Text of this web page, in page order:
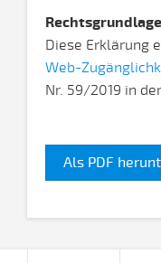
Rechtsgrundlage
Diese Erklärung
Web-
Nr. 59/2019 in
Als PDF